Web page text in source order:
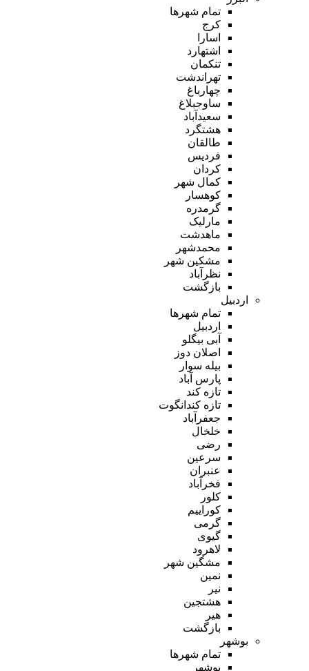
تمام شهر‌ها
کرج
اسارا
اشتهارد
تنکمان
تهراندشت
چهارباغ
ساوجبلاغ
سعیدآباد
هشتگرد
طالقان
فردیس
کردان
کمال شهر
کوهسار
گرمدره
مارلیک
ماهدشت
محمدشهر
مشکین شهر
نظرآباد
بازگشت
اردبیل
تمام شهر‌ها
اردبیل
آبی بیگلو
اصلان دوز
بیله سوار
پارس آباد
تازه کند
تازه کندانگوت
جعفرآباد
خلخال
رضی
سرعین
عنبران
فخرآباد
کلور
کوراییم
گرمی
گیوی
لاهرود
مشگین شهر
نمین
نیر
هشتجین
هیر
بازگشت
بوشهر
تمام شهر‌ها
بوشهر